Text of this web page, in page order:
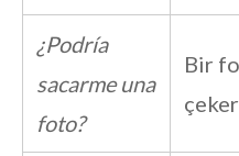
¿Podría
sacarme una
foto?
Bir